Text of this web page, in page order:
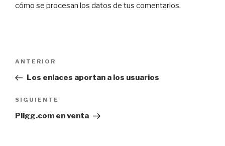
cómo se procesan los datos de tus comentarios.
entradas
Entrada
anterior:
ANTERIOR
Los enlaces aportan a los usuarios
Siguiente
entrada
SIGUIENTE
Pligg.com en venta